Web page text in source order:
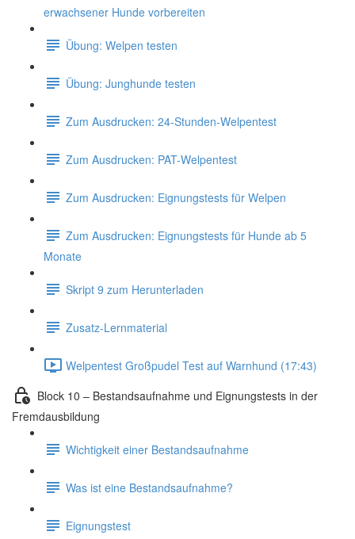
erwachsener Hunde vorbereiten
Übung: Welpen testen
Übung: Junghunde testen
Zum Ausdrucken: 24-Stunden-Welpentest
Zum Ausdrucken: PAT-Welpentest
Zum Ausdrucken: Eignungstests für Welpen
Zum Ausdrucken: Eignungstests für Hunde ab 5
Monate
Skript 9 zum Herunterladen
Zusatz-Lernmaterial
Welpentest Großpudel Test auf Warnhund (17:43)
Block 10 – Bestandsaufnahme und Eignungstests in der
Fremdausbildung
Wichtigkeit einer Bestandsaufnahme
Was ist eine Bestandsaufnahme?
Eignungstest